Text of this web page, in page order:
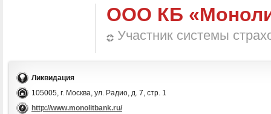
ООО КБ
Участник системы
Ликвидация
105005, г. Москва, ул. Радио, д. 7, стр. 1
http://www.monolitbank.ru/